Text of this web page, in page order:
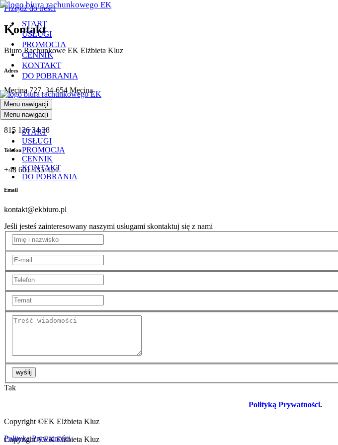
Przejdź do treści
START
USŁUGI
PROMOCJA
CENNIK
KONTAKT
DO POBRANIA
Menu nawigacji
Menu nawigacji
START
USŁUGI
PROMOCJA
CENNIK
KONTAKT
DO POBRANIA
Kontakt
Biuro Rachunkowe EK Elżbieta Kluz
Adres
Męcina 727, 34-654 Męcina
NIP
815 126 34 28
Telefon
+48 601 435 424
Email
kontakt@ekbiuro.pl
Jeśli jesteś zainteresowany naszymi usługami skontaktuj się z nami
wyślij
Tak
Polityką Prywatności.
Copyright ©EK Elżbieta Kluz
Polityka Prywatności
Copyright ©EK Elżbieta Kluz